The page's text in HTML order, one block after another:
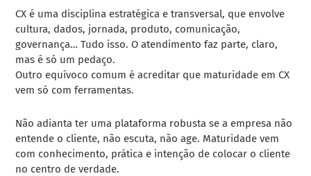
CX é uma disciplina estratégica e transversal, que envolve
cultura, dados, jornada, produto, comunicação,
governança… Tudo isso. O atendimento faz parte, claro,
mas é só um pedaço.
Outro equívoco comum é acreditar que maturidade em CX
vem só com ferramentas.
Não adianta ter uma plataforma robusta se a empresa não
entende o cliente, não escuta, não age. Maturidade vem
com conhecimento, prática e intenção de colocar o cliente
no centro de verdade.